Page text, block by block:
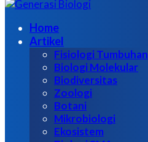
Home
Artikel
Fisiologi Tumbuhan
Biologi Molekular
Biodiversitas
Zoologi
Botani
Mikrobiologi
Ekosistem